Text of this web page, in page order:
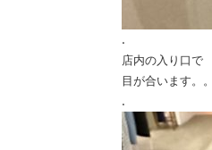
.
店内の入り口で
目が合います。
.